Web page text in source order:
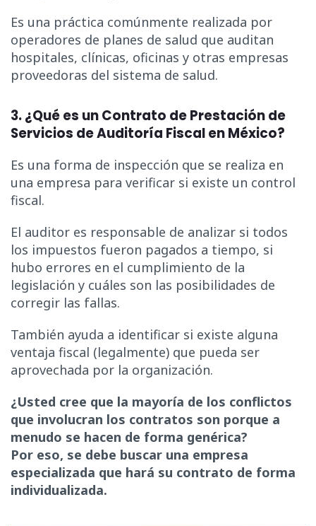
Es una práctica comúnmente realizada por
operadores de planes de salud que auditan
hospitales, clínicas, oficinas y otras empresas
proveedoras del sistema de salud.
3. ¿Qué es un Contrato de Prestación de
Servicios de Auditoría Fiscal en México?
Es una forma de inspección que se realiza en
una empresa para verificar si existe un control
fiscal.
El auditor es responsable de analizar si todos
los impuestos fueron pagados a tiempo, si
hubo errores en el cumplimiento de la
legislación y cuáles son las posibilidades de
corregir las fallas.
También ayuda a identificar si existe alguna
ventaja fiscal (legalmente) que pueda ser
aprovechada por la organización.
¿Usted cree que la mayoría de los conflictos
que involucran los contratos son porque a
menudo se hacen de forma genérica?
Por eso, se debe buscar una empresa
especializada que hará su contrato de forma
individualizada.